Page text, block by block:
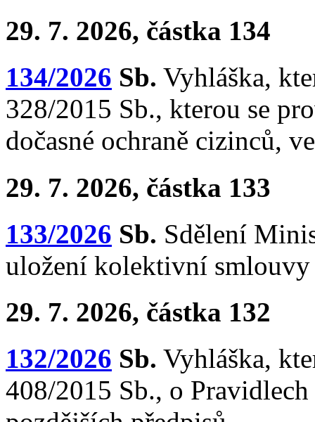
29. 7. 2026, částka 134
134/2026 Sb. Vyhláška,
328/2015 Sb., kterou se
dočasné ochraně cizinců,
29. 7. 2026, částka 133
133/2026 Sb. Sdělení
uložení kolektivní smlouvy
29. 7. 2026, částka 132
132/2026 Sb. Vyhláška,
408/2015 Sb., o